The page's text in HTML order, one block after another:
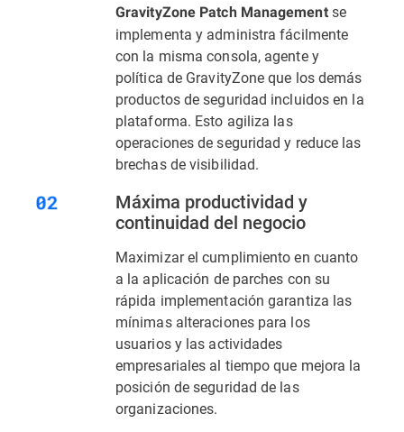
GravityZone Patch Managementse
implementa y administra fácilmente
con la misma consola, agente y
política de GravityZone que los demás
productos de seguridad incluidos en la
plataforma. Esto agiliza las
operaciones de seguridad y reduce las
brechas de visibilidad.
Máxima productividad y
continuidad del negocio
Maximizar el cumplimiento en cuanto
a la aplicación de parches con su
rápida implementación garantiza las
mínimas alteraciones para los
usuarios y las actividades
empresariales al tiempo que mejora la
posición de seguridad de las
organizaciones.